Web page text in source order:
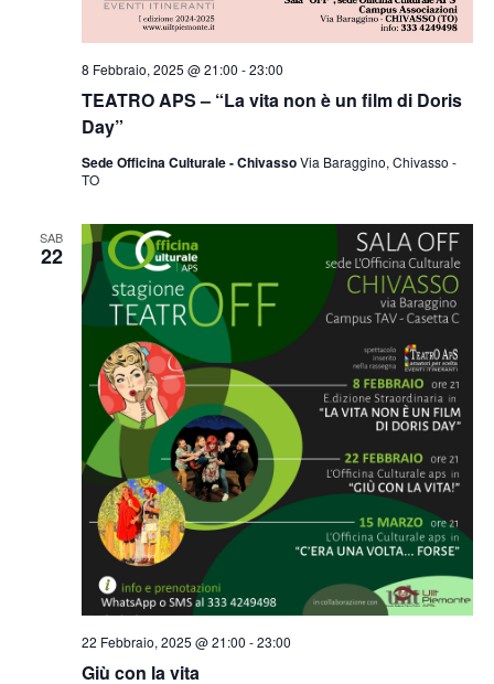
TEATRO APS – “La vita non è un film di Doris
Day”
8 Febbraio, 2025 @ 21:00 -23:00
Sede Officina Culturale - ChivassoVia Baraggino, Chivasso -
TO
SAB
22
Giù con la vita
22 Febbraio, 2025 @ 21:00 -23:00